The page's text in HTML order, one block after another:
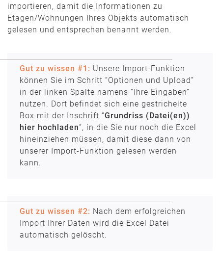
importieren, damit die Informationen zu
Etagen/Wohnungen Ihres Objekts automatisch
gelesen und entsprechen benannt werden.
Gut zu wissen #1: Unsere Import-Funktion
können Sie im Schritt “Optionen und Upload”
in der linken Spalte namens “Ihre Eingaben”
nutzen. Dort befindet sich eine gestrichelte
Box mit der Inschrift “Grundriss (Datei(en))
hier hochladen”, in die Sie nur noch die Excel
hineinziehen müssen, damit diese dann von
unserer Import-Funktion gelesen werden
kann.
Gut zu wissen #2: Nach dem erfolgreichen
Import Ihrer Daten wird die Excel Datei
automatisch gelöscht.